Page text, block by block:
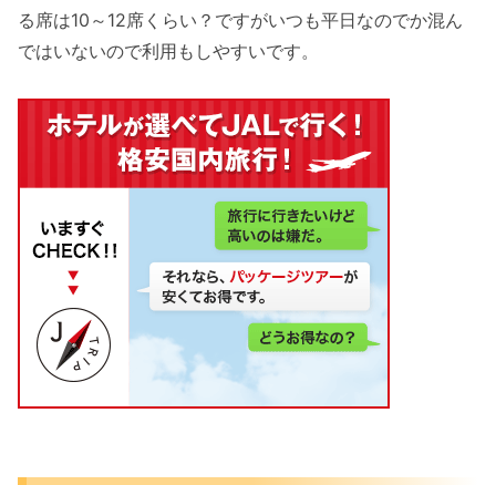
る席は10～12席くらい？ですがいつも平日なのでか混ん
ではいないので利用もしやすいです。